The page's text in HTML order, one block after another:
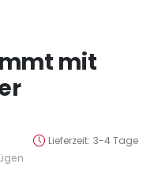
mit
Lieferzeit 3-4 Tage